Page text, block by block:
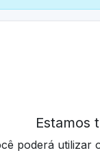
Estamos
poderá utilizar